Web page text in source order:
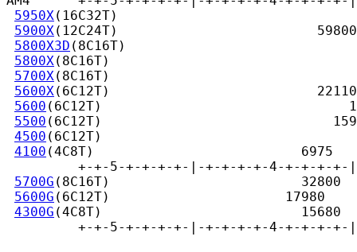
5950X (16C32T)
5900X (12C24T)                         59800
5800X3D (8C16T)
5800X (8C16T)
5700X (8C16T)
5600X (6C12T)                          22110
5600 (6C12T)
5500 (6C12T)
4500 (6C12T)
4100 (4C8T)                          6975
+-+-5-+-+-+-+-|-+-+-+-+-4-+-+-+-
5700G (8C16T)                        32800
5600G (6C12T)                      17980
4300G (4C8T)                         15680
+-+-5-+-+-+-+-|-+-+-+-+-4-+-+-+-